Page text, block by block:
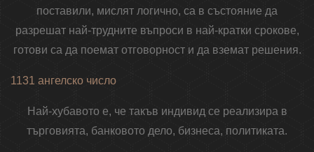
поставили, мислят логично, са в състояние да
разрешат най-трудните въпроси в най-кратки срокове,
готови са да поемат отговорност и да вземат решения.
1131 ангелско число
Най-хубавото е, че такъв индивид се реализира в
търговията, банковото дело, бизнеса, политиката.